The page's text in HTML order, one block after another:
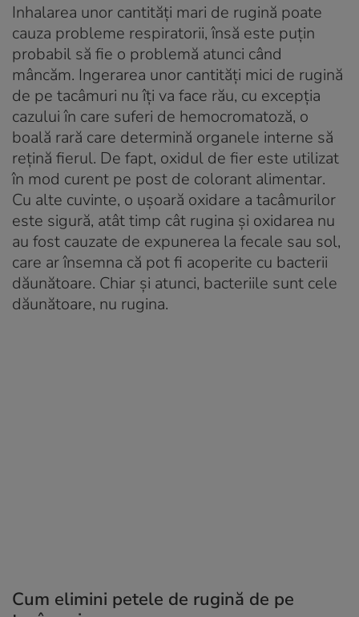
Inhalarea unor cantități mari de rugină poate
cauza probleme respiratorii, însă este puțin
probabil să fie o problemă atunci când
mâncăm. Ingerarea unor cantități mici de rugină
de pe tacâmuri nu îți va face rău, cu excepția
cazului în care suferi de hemocromatoză, o
boală rară care determină organele interne să
rețină fierul. De fapt, oxidul de fier este utilizat
în mod curent pe post de colorant alimentar.
Cu alte cuvinte, o ușoară oxidare a tacâmurilor
este sigură, atât timp cât rugina și oxidarea nu
au fost cauzate de expunerea la fecale sau sol,
care ar însemna că pot fi acoperite cu bacterii
dăunătoare. Chiar și atunci, bacteriile sunt cele
dăunătoare, nu rugina.
Cum elimini petele de rugină de pe